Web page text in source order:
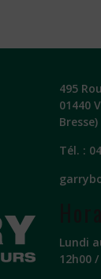
495
01440
Bresse)
Tél. :
Lundi
12h00